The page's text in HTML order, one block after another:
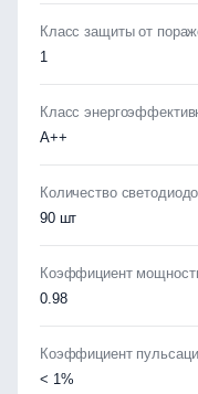
Класс защиты от
1
Класс
А++
Количество
90 шт
Коэффициент
0.98
Коэффициент
< 1%